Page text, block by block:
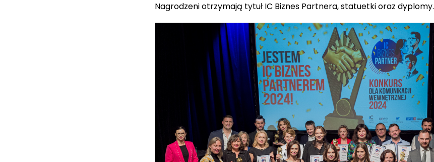
Nagrodzeni otrzymają tytuł IC Biznes Partnera, statuetki oraz dyplomy.